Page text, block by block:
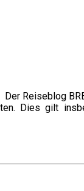
Der Reiseblog
Dies gilt